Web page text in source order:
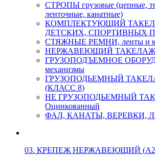
СТРОПЫ грузовые (цепные,
ленточные, канатные)
КОМПЛЕКТУЮЩИЙ
ДЕТСКИХ, СПОРТИВНЫХ
СТЯЖНЫЕ РЕМНИ, ленты и
НЕРЖАВЕЮЩИЙ ТАКЕЛАЖ
ГРУЗОПОДЪЕМНОЕ
механизмы
ГРУЗОПОДЬЕМНЫЙ
(КЛАСС 8)
НЕ ГРУЗОПОДЬЕМНЫЙ
Оцинкованный
ФАЛ, КАНАТЫ, ВЕРЕВКИ,
03. КРЕПЕЖ НЕРЖАВЕЮЩИЙ